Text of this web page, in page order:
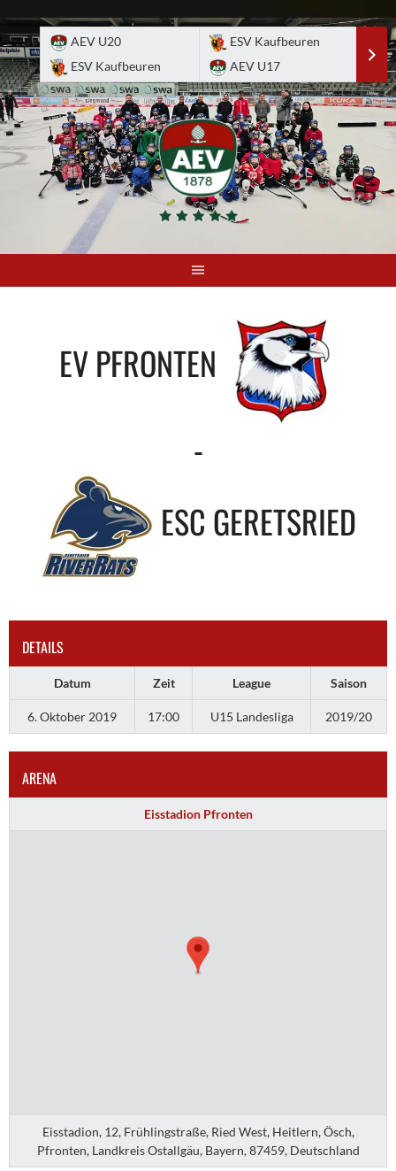
to
content
AEV U20
ESV Kaufbeuren
ESV Kaufbeuren
AEV U17
EV PFRONTEN
-
ESC GERETSRIED
DETAILS
Datum Zeit League Saison
6. Oktober 2019 17:00 U15 Landesliga 2019/20
ARENA
Eisstadion Pfronten
Eisstadion, 12, Frühlingstraße, Ried West, Heitlern, Ösch,
Pfronten, Landkreis Ostallgäu, Bayern, 87459, Deutschland